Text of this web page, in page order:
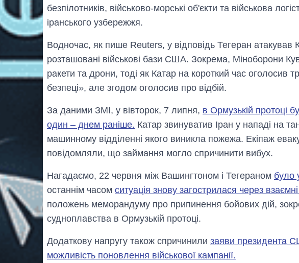
безпілотників, військово-морські об'єкти та військова
іранського узбережжя.
Водночас, як пише Reuters, у відповідь Тегеран атакував
розташовані військові бази США. Зокрема, Міноборони
ракети та дрони, тоді як Катар на короткий час оголосив
безпеці», але згодом оголосив про відбій.
За даними ЗМІ, у вівторок, 7 липня, в Ормузькій протоці
один – днем раніше. Катар звинуватив Іран у нападі на
машинному відділенні якого виникла пожежа. Екіпаж
повідомляли, що займання могло спричинити вибух.
Нагадаємо, 22 червня між Вашингтоном і Тегераном було
останнім часом ситуація знову загострилася через
положень меморандуму про припинення бойових дій,
судноплавства в Ормузькій протоці.
Додаткову напругу також спричинили заяви президента
можливість поновлення військової кампанії.